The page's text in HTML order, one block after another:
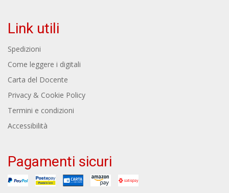
Link utili
Spedizioni
Come leggere i digitali
Carta del Docente
Privacy & Cookie Policy
Termini e condizioni
Accessibilità
Pagamenti sicuri